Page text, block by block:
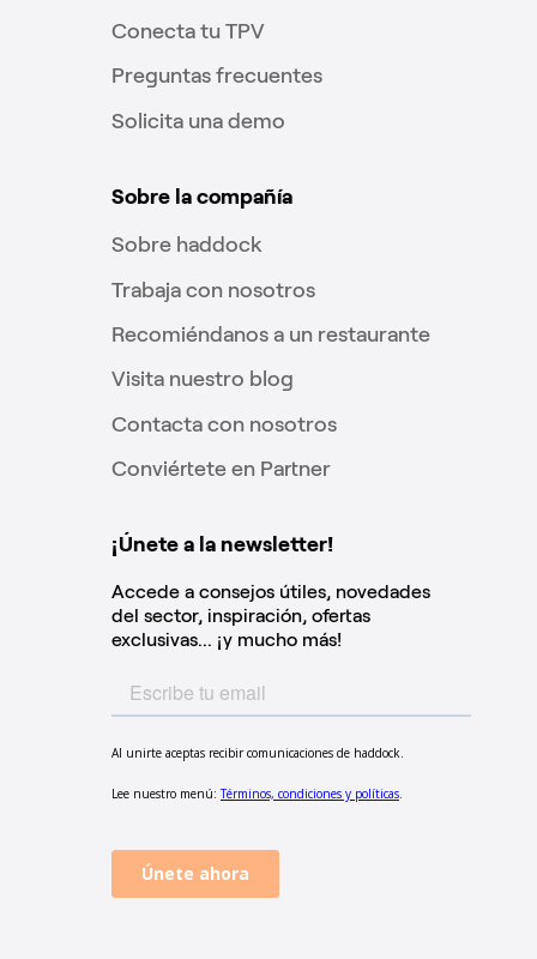
Conecta tu TPV
Preguntas frecuentes
Solicita una demo
Sobre la compañía
Sobre haddock
Trabaja con nosotros
Recomiéndanos a un restaurante
Visita nuestro blog
Contacta con nosotros
Conviértete en Partner
¡Únete a la newsletter!
Accede a consejos útiles, novedades
del sector, inspiración, ofertas
exclusivas... ¡y mucho más!